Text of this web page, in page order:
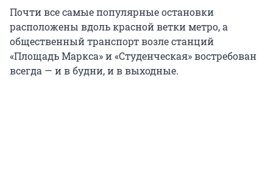
Почти все самые популярные остановки
расположены вдоль красной ветки метро, а
общественный транспорт возле станций
«Площадь Маркса» и «Студенческая» востребован
всегда — и в будни, и в выходные.